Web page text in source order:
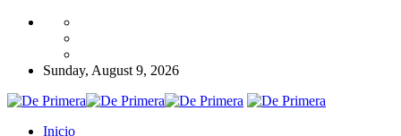
Sunday, August 9, 2026
Inicio